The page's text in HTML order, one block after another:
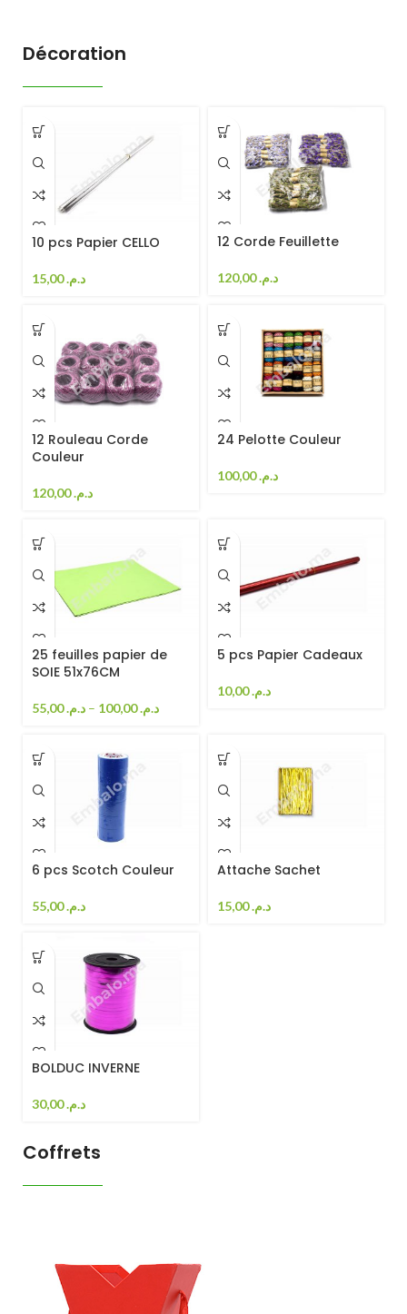
Décoration
10 pcs Papier CELLO
د.م.15,00
12 Corde Feuillette
د.م.120,00
12 Rouleau Corde
Couleur
د.م.120,00
24 Pelotte Couleur
د.م.100,00
25 feuilles papier de
SOIE 51x76CM
د.م.55,00 – د.م.100,00
5 pcs Papier Cadeaux
د.م.10,00
6 pcs Scotch Couleur
د.م.55,00
Attache Sachet
د.م.15,00
BOLDUC INVERNE
د.م.30,00
Coffrets